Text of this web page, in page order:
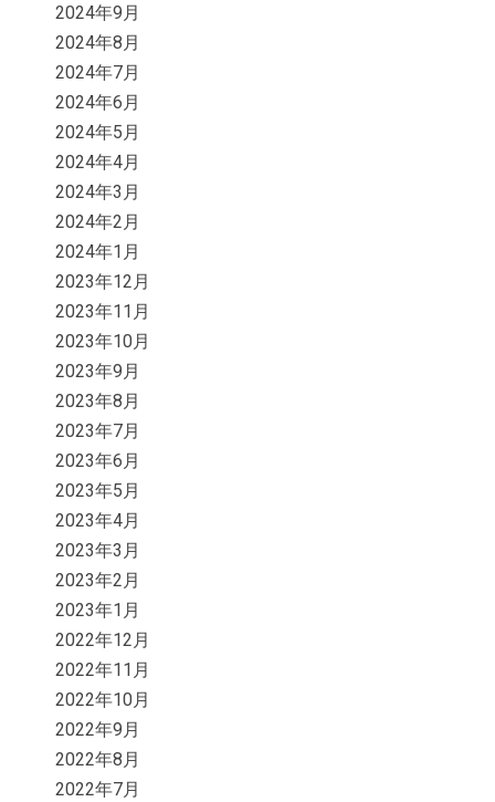
2024年9月
2024年8月
2024年7月
2024年6月
2024年5月
2024年4月
2024年3月
2024年2月
2024年1月
2023年12月
2023年11月
2023年10月
2023年9月
2023年8月
2023年7月
2023年6月
2023年5月
2023年4月
2023年3月
2023年2月
2023年1月
2022年12月
2022年11月
2022年10月
2022年9月
2022年8月
2022年7月